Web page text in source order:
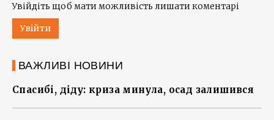
Увійдіть щоб мати можливість лишати коментарі
Увійти
ВАЖЛИВІ НОВИНИ
Спасибі, діду: криза минула, осад залишився